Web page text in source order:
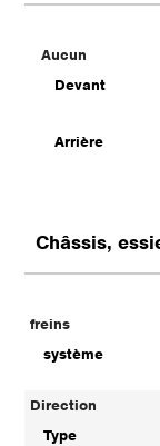
Aucun
Devant
Arrière
Châssis,
freins
système
Direction
Type